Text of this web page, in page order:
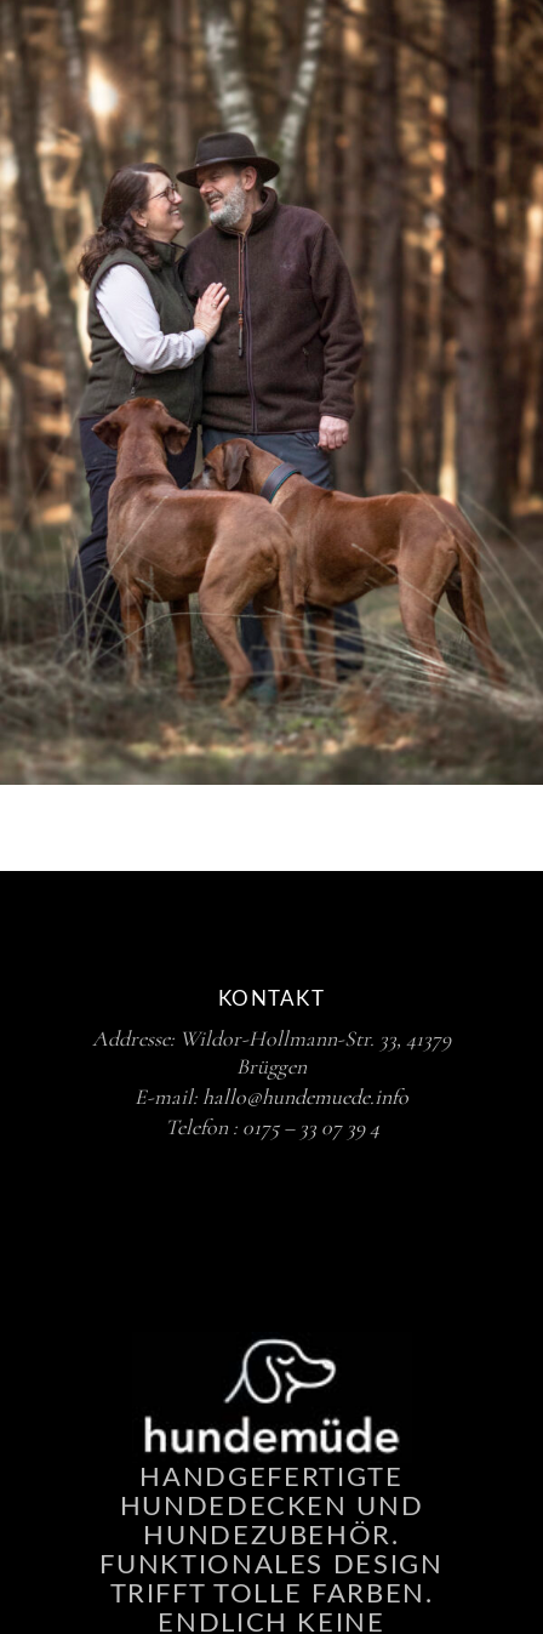
KONTAKT
Addresse: Wildor-Hollmann-Str. 33, 41379
Brüggen
E-mail:hallo@hundemuede.info
Telefon : 0175 – 33 07 39 4
HANDGEFERTIGTE
HUNDEDECKEN UND
HUNDEZUBEHÖR.
FUNKTIONALES DESIGN
TRIFFT TOLLE FARBEN.
ENDLICH KEINE